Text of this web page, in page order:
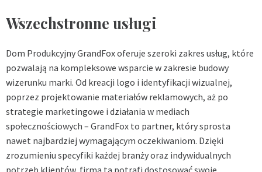
Wszechstronne usługi
Dom Produkcyjny GrandFox oferuje szeroki zakres usług, które
pozwalają na kompleksowe wsparcie w zakresie budowy
wizerunku marki. Od kreacji logo i identyfikacji wizualnej,
poprzez projektowanie materiałów reklamowych, aż po
strategie marketingowe i działania w mediach
społecznościowych – GrandFox to partner, który sprosta
nawet najbardziej wymagającym oczekiwaniom. Dzięki
zrozumieniu specyfiki każdej branży oraz indywidualnych